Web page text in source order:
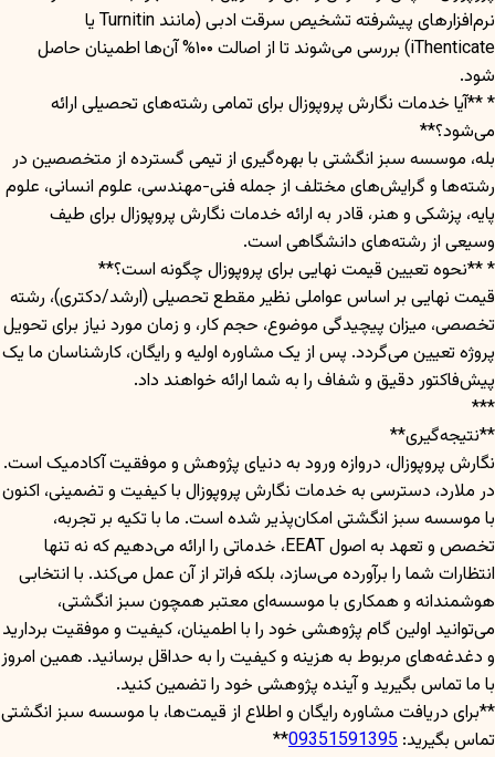
نرم‌افزارهای پیشرفته تشخیص سرقت ادبی (مانند Turnitin یا
iThenticate) بررسی می‌شوند تا از اصالت ۱۰۰% آن‌ها اطمینان حاصل
شود.
* **آیا خدمات نگارش پروپوزال برای تمامی رشته‌های تحصیلی ارائه
می‌شود؟**
بله، موسسه سبز انگشتی با بهره‌گیری از تیمی گسترده از متخصصین در
رشته‌ها و گرایش‌های مختلف از جمله فنی-مهندسی، علوم انسانی، علوم
پایه، پزشکی و هنر، قادر به ارائه خدمات نگارش پروپوزال برای طیف
وسیعی از رشته‌های دانشگاهی است.
* **نحوه تعیین قیمت نهایی برای پروپوزال چگونه است؟**
قیمت نهایی بر اساس عواملی نظیر مقطع تحصیلی (ارشد/دکتری)، رشته
تخصصی، میزان پیچیدگی موضوع، حجم کار، و زمان مورد نیاز برای تحویل
پروژه تعیین می‌گردد. پس از یک مشاوره اولیه و رایگان، کارشناسان ما یک
پیش‌فاکتور دقیق و شفاف را به شما ارائه خواهند داد.
***
**نتیجه‌گیری**
نگارش پروپوزال، دروازه ورود به دنیای پژوهش و موفقیت آکادمیک است.
در ملارد، دسترسی به خدمات نگارش پروپوزال با کیفیت و تضمینی، اکنون
با موسسه سبز انگشتی امکان‌پذیر شده است. ما با تکیه بر تجربه،
تخصص و تعهد به اصول EEAT، خدماتی را ارائه می‌دهیم که نه تنها
انتظارات شما را برآورده می‌سازد، بلکه فراتر از آن عمل می‌کند. با انتخابی
هوشمندانه و همکاری با موسسه‌ای معتبر همچون سبز انگشتی،
می‌توانید اولین گام پژوهشی خود را با اطمینان، کیفیت و موفقیت بردارید
و دغدغه‌های مربوط به هزینه و کیفیت را به حداقل برسانید. همین امروز
با ما تماس بگیرید و آینده پژوهشی خود را تضمین کنید.
**برای دریافت مشاوره رایگان و اطلاع از قیمت‌ها، با موسسه سبز انگشتی
تماس بگیرید: 09351591395
**